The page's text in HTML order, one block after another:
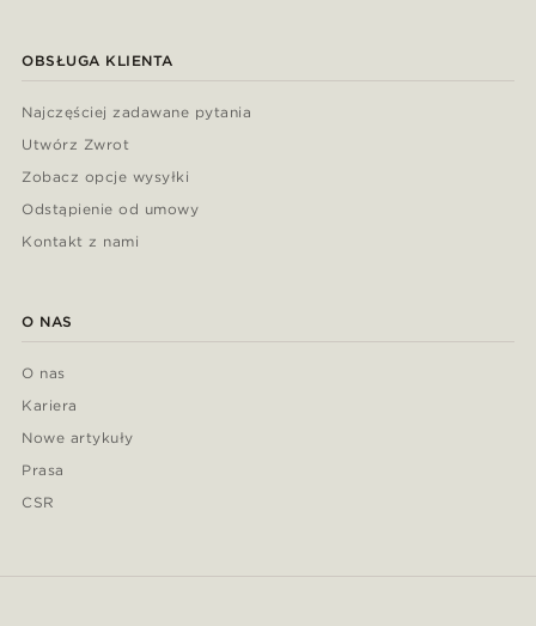
OBSŁUGA KLIENTA
Najczęściej zadawane pytania
Utwórz Zwrot
Zobacz opcje wysyłki
Odstąpienie od umowy
Kontakt z nami
O NAS
O nas
Kariera
Nowe artykuły
Prasa
CSR